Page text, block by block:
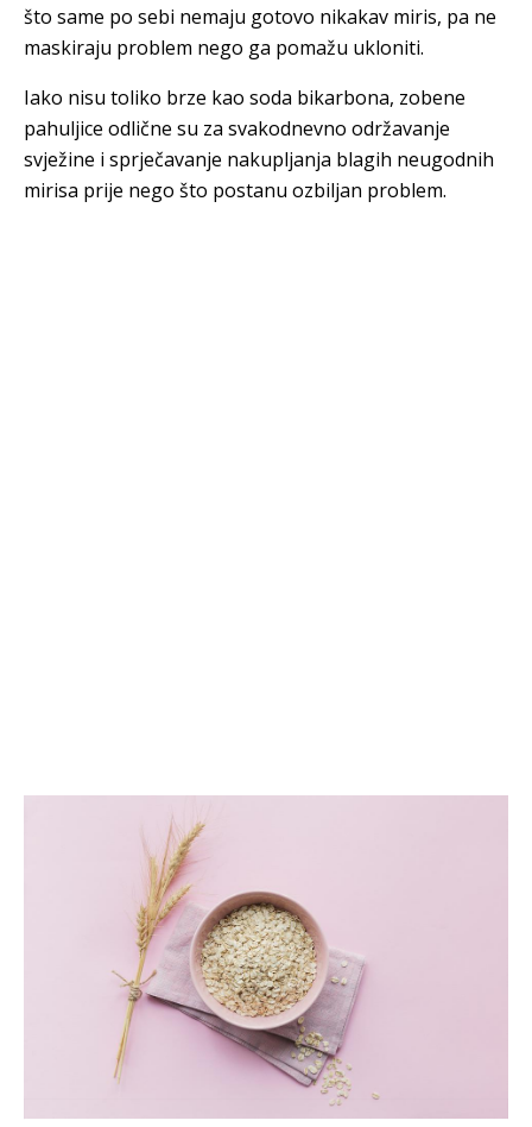
što same po sebi nemaju gotovo nikakav miris, pa ne
maskiraju problem nego ga pomažu ukloniti.
Iako nisu toliko brze kao soda bikarbona, zobene
pahuljice odlične su za svakodnevno održavanje
svježine i sprječavanje nakupljanja blagih neugodnih
mirisa prije nego što postanu ozbiljan problem.